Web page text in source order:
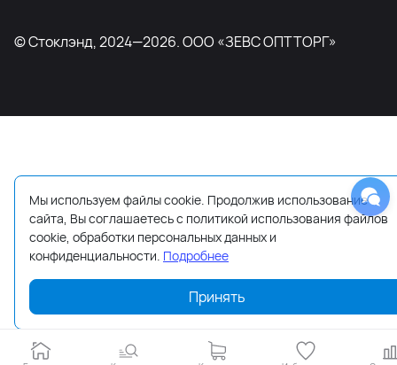
© Стоклэнд, 2024—2026. ООО «ЗЕВС ОПТТОРГ»
Мы используем файлы cookie. Продолжив использование
сайта, Вы соглашаетесь с политикой использования файлов
cookie, обработки персональных данных и
конфиденциальности. Подробнее
Принять